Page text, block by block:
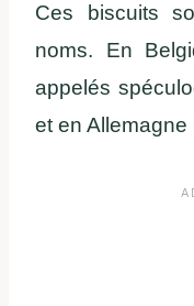
Ces biscuits
noms. En
appelés
et en